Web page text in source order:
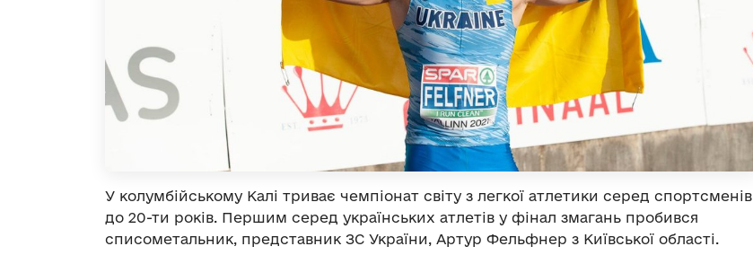
У колумбійському Калі триває чемпіонат світу з легкої атлетики серед спортсменів
до 20-ти років. Першим серед українських атлетів у фінал змагань пробився
списометальник, представник ЗС України, Артур Фельфнер з Київської області.